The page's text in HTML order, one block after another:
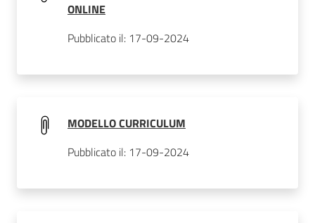
ONLINE
Pubblicato il: 17-09-2024
MODELLO CURRICULUM
Pubblicato il: 17-09-2024